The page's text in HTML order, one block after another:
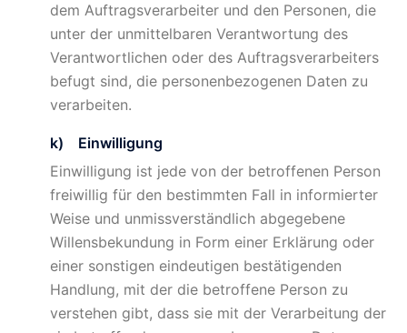
dem Auftragsverarbeiter und den Personen, die
unter der unmittelbaren Verantwortung des
Verantwortlichen oder des Auftragsverarbeiters
befugt sind, die personenbezogenen Daten zu
verarbeiten.
k) Einwilligung
Einwilligung ist jede von der betroffenen Person
freiwillig für den bestimmten Fall in informierter
Weise und unmissverständlich abgegebene
Willensbekundung in Form einer Erklärung oder
einer sonstigen eindeutigen bestätigenden
Handlung, mit der die betroffene Person zu
verstehen gibt, dass sie mit der Verarbeitung der